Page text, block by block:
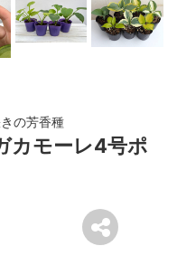
の芳香種
カモーレ4号ポ